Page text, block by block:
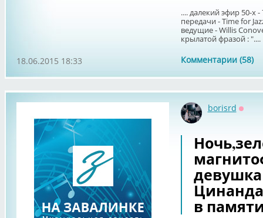
.... далекий эфир 50-х
передачи - Time for
ведущие - Willis
крылатой фразой : "....
Комментарии (58)
18.06.2015 18:33
borisrd
в